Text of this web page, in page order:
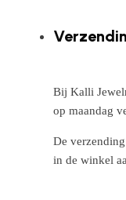
Bij Kalli
op maandag
De
in de winkel